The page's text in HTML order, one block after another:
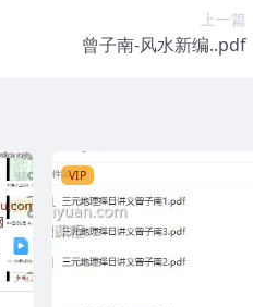
上一篇
曾子南-风水新编..pdf
VIP